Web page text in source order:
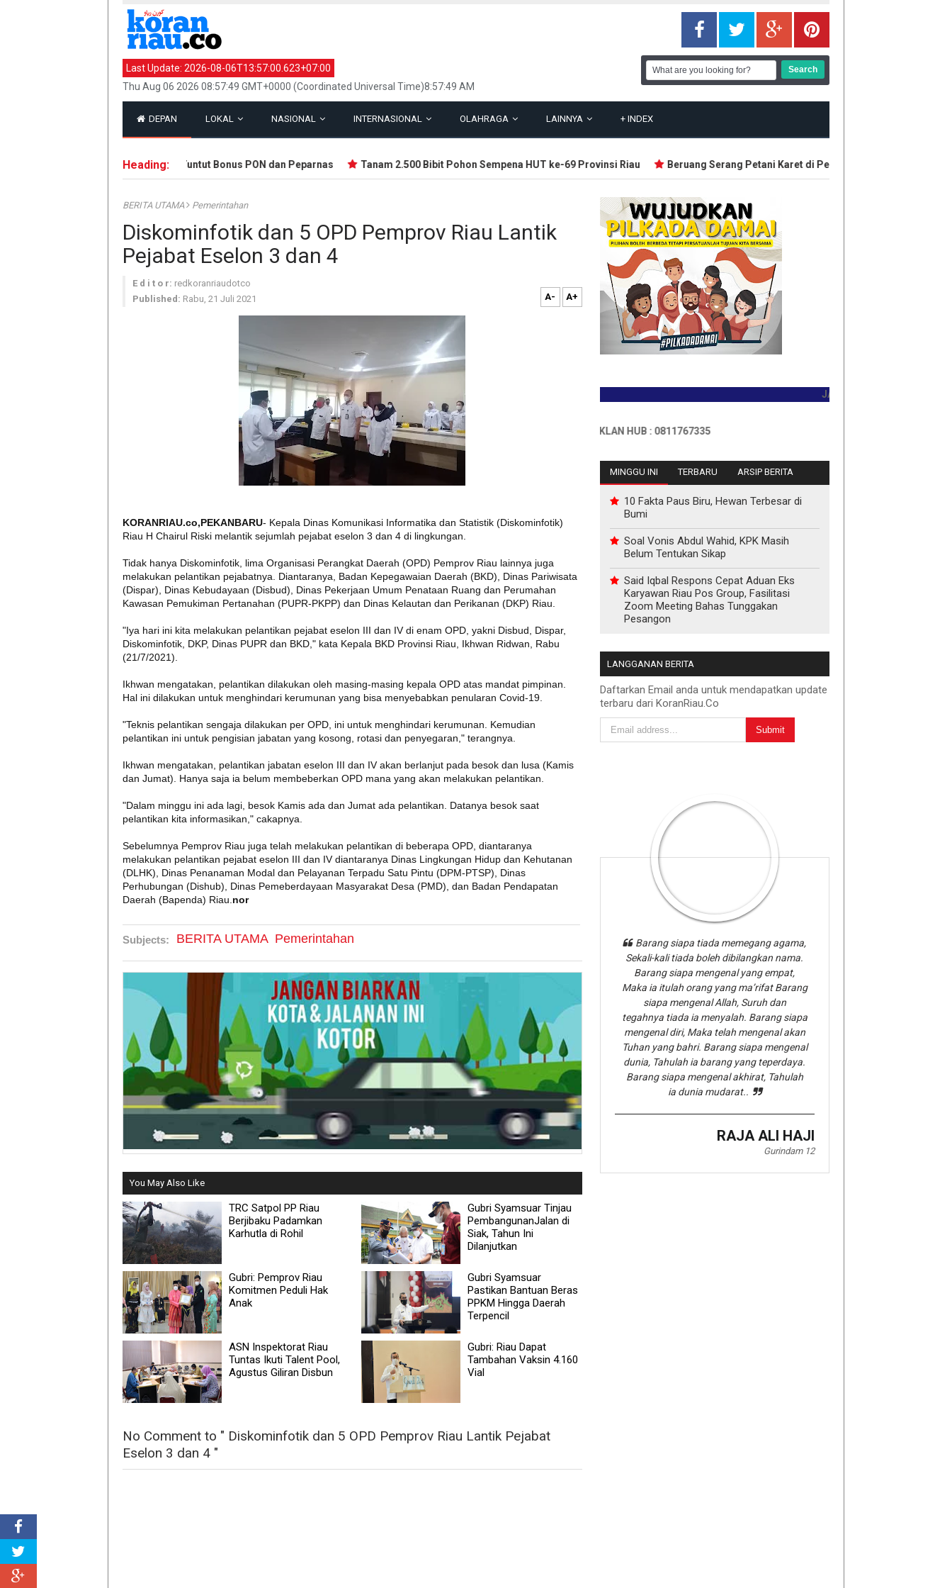
Last Update: 2026-08-06T13:57:00.623+07:00
Thu Aug 06 2026 08:57:49 GMT+0000 (Coordinated Universal Time)8:57:49 AM
DEPAN LOKAL NASIONAL INTERNASIONAL OLAHRAGA LAINNYA + INDEX
Heading:
Atlet dan Pelatih Demo Tuntut Bonus PON dan Peparnas Tanam 2.500 Bibit Pohon Sempena HUT ke-69 Provinsi Riau Beruang Serang Petani Karet di Pelalawan
BERITA UTAMA Pemerintahan
Diskominfotik dan 5 OPD Pemprov Riau Lantik
Pejabat Eselon 3 dan 4
E d i t o r: redkoranriaudotco
Published: Rabu, 21 Juli 2021 A- A+
KORANRIAU.co,PEKANBARU- Kepala Dinas Komunikasi Informatika dan Statistik (Diskominfotik)
Riau H Chairul Riski melantik sejumlah pejabat eselon 3 dan 4 di lingkungan.
Tidak hanya Diskominfotik, lima Organisasi Perangkat Daerah (OPD) Pemprov Riau lainnya juga
melakukan pelantikan pejabatnya. Diantaranya, Badan Kepegawaian Daerah (BKD), Dinas Pariwisata
(Dispar), Dinas Kebudayaan (Disbud), Dinas Pekerjaan Umum Penataan Ruang dan Perumahan
Kawasan Pemukiman Pertanahan (PUPR-PKPP) dan Dinas Kelautan dan Perikanan (DKP) Riau.
"Iya hari ini kita melakukan pelantikan pejabat eselon III dan IV di enam OPD, yakni Disbud, Dispar,
Diskominfotik, DKP, Dinas PUPR dan BKD," kata Kepala BKD Provinsi Riau, Ikhwan Ridwan, Rabu
(21/7/2021).
Ikhwan mengatakan, pelantikan dilakukan oleh masing-masing kepala OPD atas mandat pimpinan.
Hal ini dilakukan untuk menghindari kerumunan yang bisa menyebabkan penularan Covid-19.
"Teknis pelantikan sengaja dilakukan per OPD, ini untuk menghindari kerumunan. Kemudian
pelantikan ini untuk pengisian jabatan yang kosong, rotasi dan penyegaran," terangnya.
Ikhwan mengatakan, pelantikan jabatan eselon III dan IV akan berlanjut pada besok dan lusa (Kamis
dan Jumat). Hanya saja ia belum membeberkan OPD mana yang akan melakukan pelantikan.
"Dalam minggu ini ada lagi, besok Kamis ada dan Jumat ada pelantikan. Datanya besok saat
pelantikan kita informasikan," cakapnya.
Sebelumnya Pemprov Riau juga telah melakukan pelantikan di beberapa OPD, diantaranya
melakukan pelantikan pejabat eselon III dan IV diantaranya Dinas Lingkungan Hidup dan Kehutanan
(DLHK), Dinas Penanaman Modal dan Pelayanan Terpadu Satu Pintu (DPM-PTSP), Dinas
Perhubungan (Dishub), Dinas Pemeberdayaan Masyarakat Desa (PMD), dan Badan Pendapatan
Daerah (Bapenda) Riau. nor
Subjects: BERITA UTAMA Pemerintahan
You May Also Like
TRC Satpol PP Riau
Berjibaku Padamkan
Karhutla di Rohil
Gubri Syamsuar Tinjau
PembangunanJalan di
Siak, Tahun Ini
Dilanjutkan
Gubri: Pemprov Riau
Komitmen Peduli Hak
Anak
Gubri Syamsuar
Pastikan Bantuan Beras
PPKM Hingga Daerah
Terpencil
ASN Inspektorat Riau
Tuntas Ikuti Talent Pool,
Agustus Giliran Disbun
Gubri: Riau Dapat
Tambahan Vaksin 4.160
Vial
No Comment to " Diskominfotik dan 5 OPD Pemprov Riau Lantik Pejabat
Eselon 3 dan 4 "
JADILAH PEMBACA PERTAMA
INFO PEMASANGAN IKLAN HUB : 0811767335
MINGGU INI TERBARU ARSIP BERITA
10 Fakta Paus Biru, Hewan Terbesar di
Bumi
Soal Vonis Abdul Wahid, KPK Masih
Belum Tentukan Sikap
Said Iqbal Respons Cepat Aduan Eks
Karyawan Riau Pos Group, Fasilitasi
Zoom Meeting Bahas Tunggakan
Pesangon
LANGGANAN BERITA
Daftarkan Email anda untuk mendapatkan update
terbaru dari KoranRiau.Co
Barang siapa tiada memegang agama,
Sekali-kali tiada boleh dibilangkan nama.
Barang siapa mengenal yang empat,
Maka ia itulah orang yang ma’rifat Barang
siapa mengenal Allah, Suruh dan
tegahnya tiada ia menyalah. Barang siapa
mengenal diri, Maka telah mengenal akan
Tuhan yang bahri. Barang siapa mengenal
dunia, Tahulah ia barang yang teperdaya.
Barang siapa mengenal akhirat, Tahulah
ia dunia mudarat..
RAJA ALI HAJI
Gurindam 12